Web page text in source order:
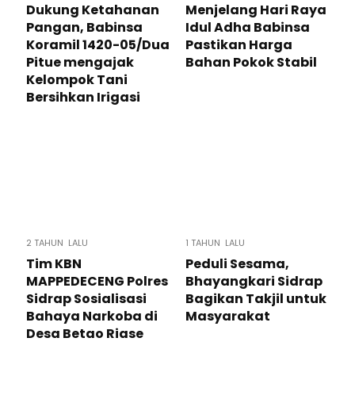
Dukung Ketahanan
Pangan, Babinsa
Koramil 1420-05/Dua
Pitue mengajak
Kelompok Tani
Bersihkan Irigasi
Menjelang Hari Raya
Idul Adha Babinsa
Pastikan Harga
Bahan Pokok Stabil
2 TAHUN LALU
Tim KBN
MAPPEDECENG Polres
Sidrap Sosialisasi
Bahaya Narkoba di
Desa Betao Riase
1 TAHUN LALU
Peduli Sesama,
Bhayangkari Sidrap
Bagikan Takjil untuk
Masyarakat